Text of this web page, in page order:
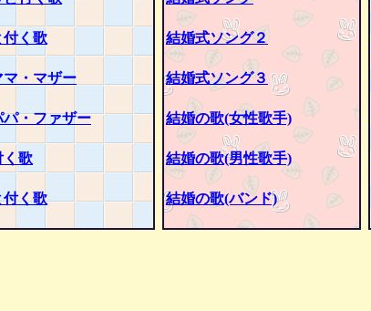
付く歌
マ・マザー
パ・ファザー
く歌
付く歌
結婚式ソング２
結婚式ソング３
結婚の歌(女性歌手)
結婚の歌(男性歌手)
結婚の歌(バンド)